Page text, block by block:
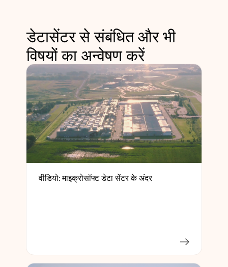
डेटासेंटर से संबंधित और भी
विषयों का अन्वेषण करें
वीडियो: माइक्रोसॉफ्ट डेटा सेंटर के अंदर